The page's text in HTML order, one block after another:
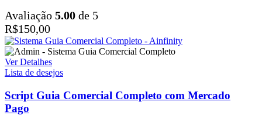
Avaliação 5.00 de 5
R$150,00
Ver Detalhes
Lista de desejos
Script Guia Comercial Completo com Mercado
Pago